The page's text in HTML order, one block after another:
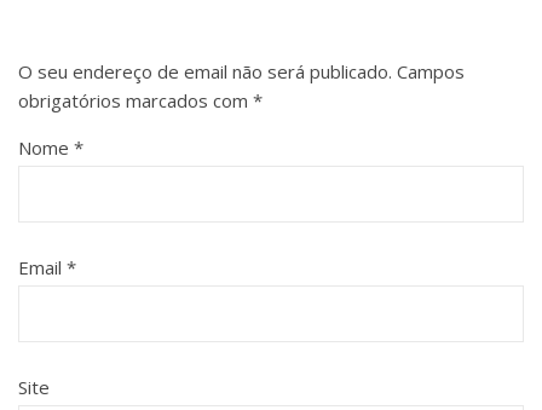
O seu endereço de email não será publicado. Campos
obrigatórios marcados com *
Nome *
Email *
Site